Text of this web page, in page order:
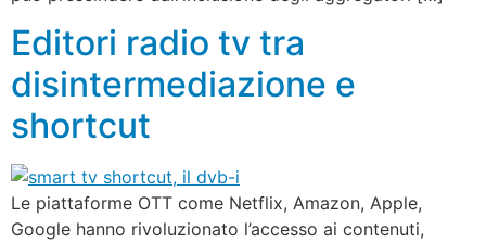
Editori radio tv tra
disintermediazione e
shortcut
Le piattaforme OTT come Netflix, Amazon, Apple,
Google hanno rivoluzionato l’accesso ai contenuti,